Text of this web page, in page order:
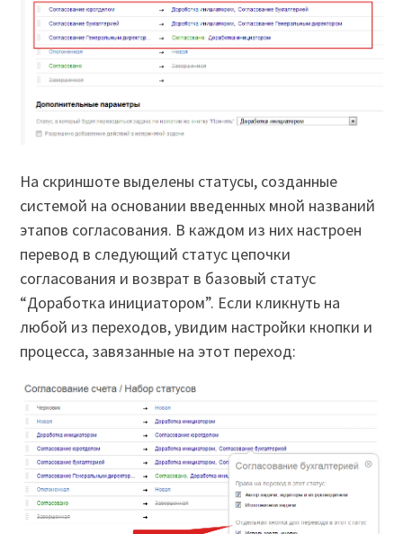
На скриншоте выделены статусы, созданные
системой на основании введенных мной названий
этапов согласования. В каждом из них настроен
перевод в следующий статус цепочки
согласования и возврат в базовый статус
“Доработка инициатором”. Если кликнуть на
любой из переходов, увидим настройки кнопки и
процесса, завязанные на этот переход: